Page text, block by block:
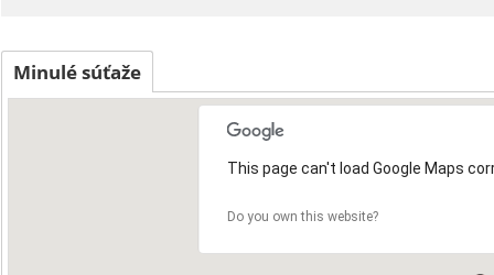
Minulé súťaže
This page can't load Google Maps
Do you own this website?